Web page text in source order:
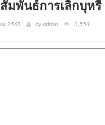
มพันธ์การเลิกบุห
ม 2568 by admin 3,554